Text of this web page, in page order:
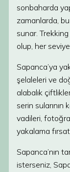
sonbaharda
zamanlarda,
sunar.
olup, her
Sapanca’ya
şelaleleri ve
alabalık
serin sularının
vadileri,
yakalama
Sapanca’nın
isterseniz,